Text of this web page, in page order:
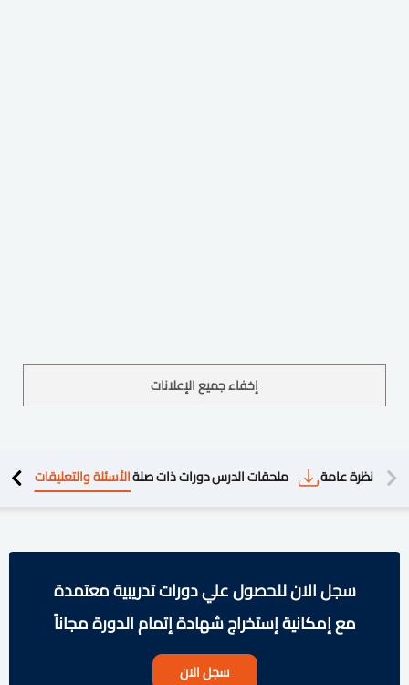
إخفاء جميع الإعلانات
نظرة عامة ملحقات الدرسدورات ذات صلةالأسئلة والتعليقات
سجل الان للحصول علي دورات تدريبية معتمدة
مع إمكانية إستخراج شهادة إتمام الدورة مجاناً
سجل الان